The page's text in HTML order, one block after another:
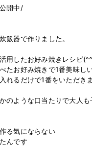
開中/
飯器で作りました。
用したお好み焼きレシピ
たお好み焼きで1番美味し
れるだけで1番をいただき
のような口当たりで大人
る気にならない
んです